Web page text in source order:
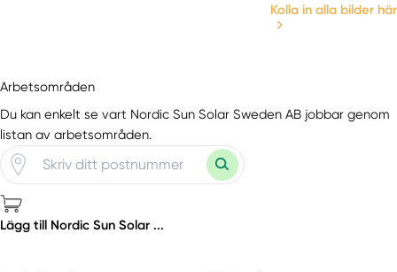
Kolla in alla bilder här
Arbetsområden
Du kan enkelt se vart Nordic Sun Solar Sweden AB jobbar genom
listan av arbetsområden.
Lägg till Nordic Sun Solar ...